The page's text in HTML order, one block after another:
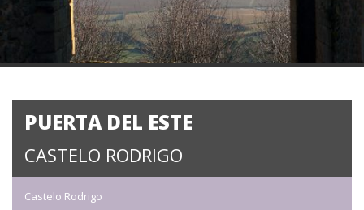
PUERTA DEL ESTE
CASTELO RODRIGO
Castelo Rodrigo